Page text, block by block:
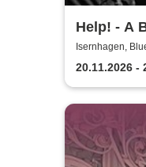
Help! - A
Isernhagen,
20.11.2026 -